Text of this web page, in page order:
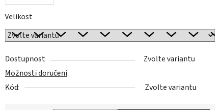
Velikost
Dostupnost
Zvolte variantu
Možnosti doručení
Kód:
Zvolte variantu